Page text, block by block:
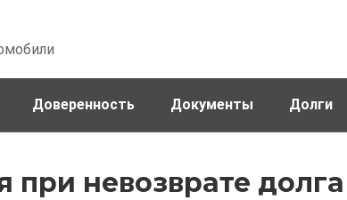
Доверенность Документы Долги
при невозврате долга